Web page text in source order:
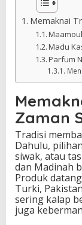
Memaknai
Madu
Parfum
Zaman
Tradisi
Dahulu,
siwak, atau
dan Madinah
Produk
Turki,
sering kalap
juga